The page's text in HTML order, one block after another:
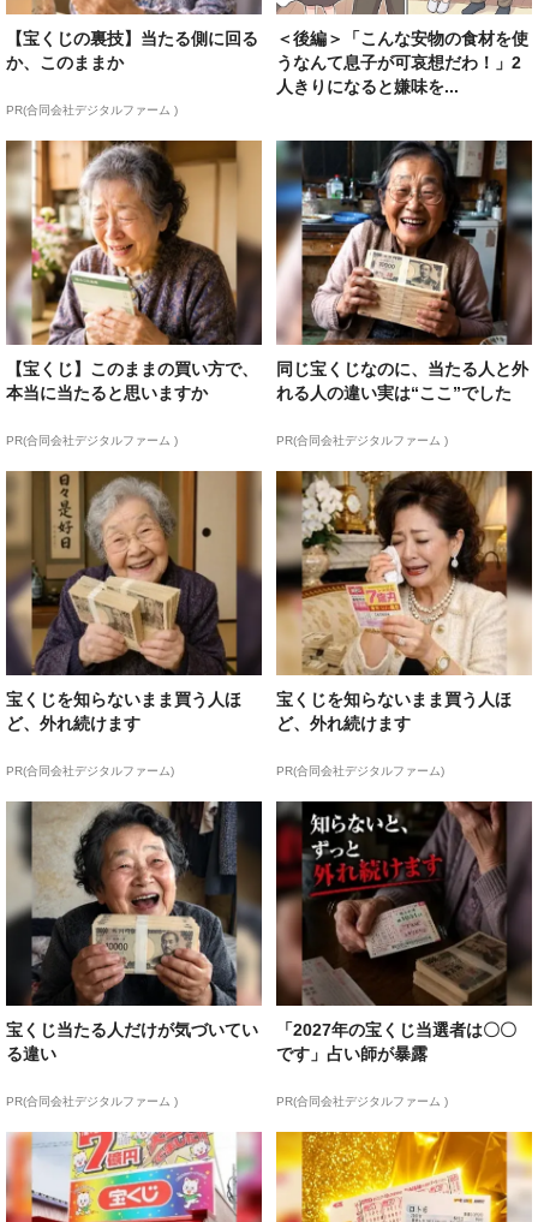
【宝くじの裏技】当たる側に回る
か、このままか
PR(合同会社デジタルファーム )
＜後編＞「こんな安物の食材を使
うなんて息子が可哀想だわ！」2
人きりになると嫌味を...
【宝くじ】このままの買い方で、
本当に当たると思いますか
PR(合同会社デジタルファーム )
同じ宝くじなのに、当たる人と外
れる人の違い実は“ここ”でした
PR(合同会社デジタルファーム )
宝くじを知らないまま買う人ほ
ど、外れ続けます
PR(合同会社デジタルファーム)
宝くじを知らないまま買う人ほ
ど、外れ続けます
PR(合同会社デジタルファーム)
宝くじ当たる人だけが気づいてい
る違い
PR(合同会社デジタルファーム )
「2027年の宝くじ当選者は〇〇
です」占い師が暴露
PR(合同会社デジタルファーム )